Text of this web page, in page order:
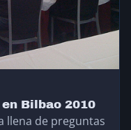
Bilbao 2010
llena de preguntas